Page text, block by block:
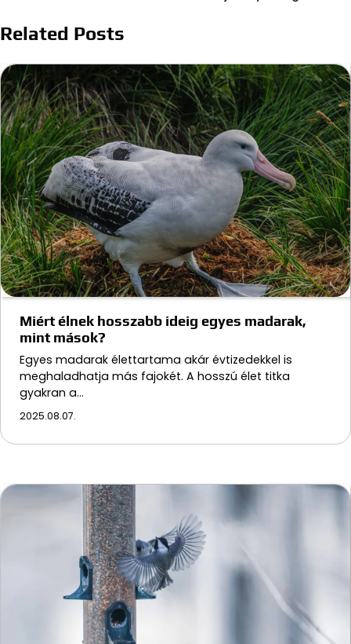
Related Posts
Miért élnek hosszabb ideig egyes madarak,
mint mások?
Egyes madarak élettartama akár évtizedekkel is
meghaladhatja más fajokét. A hosszú élet titka
gyakran a…
2025.08.07.